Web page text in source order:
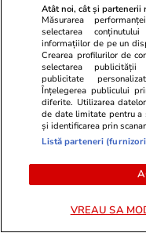
birocrației și
ordinea socială din
Ce fel de revoluție
România?
Atât noi, cât și partenerii
Măsurarea
selectarea
informațiilor de pe un
Crearea profilurilor de
selectarea publicității
publicitate
Înțelegerea publicului
diferite. Utilizarea
de date limitate pentru a
și identificarea prin
Listă parteneri
VREAU SA